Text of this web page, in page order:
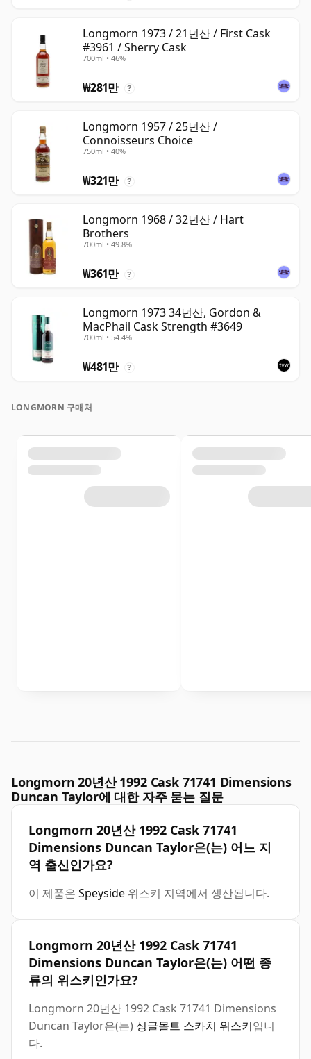
Longmorn 1973 / 21년산 / First Cask
#3961 / Sherry Cask
700ml • 46%
₩281만 ?
Longmorn 1957 / 25년산 /
Connoisseurs Choice
750ml • 40%
₩321만 ?
Longmorn 1968 / 32년산 / Hart
Brothers
700ml • 49.8%
₩361만 ?
Longmorn 1973 34년산, Gordon &
MacPhail Cask Strength #3649
700ml • 54.4%
₩481만 ?
LONGMORN 구매처
Longmorn 20년산 1992 Cask 71741 Dimensions
Duncan Taylor에 대한 자주 묻는 질문
Longmorn 20년산 1992 Cask 71741
Dimensions Duncan Taylor은(는) 어느 지
역 출신인가요?
이 제품은 Speyside 위스키 지역에서 생산됩니다.
Longmorn 20년산 1992 Cask 71741
Dimensions Duncan Taylor은(는) 어떤 종
류의 위스키인가요?
Longmorn 20년산 1992 Cask 71741 Dimensions
Duncan Taylor은(는) 싱글몰트 스카치 위스키입니
다.